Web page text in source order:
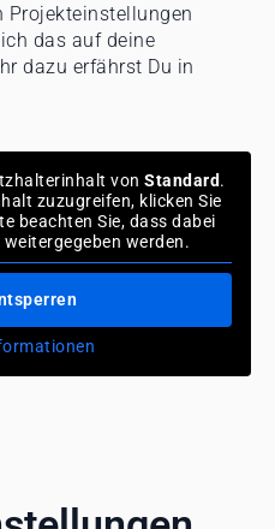
Projekteinstellungen
das auf deine
dazu erfährst Du in
von Standard.
zuzugreifen, klicken Sie
beachten Sie, dass dabei
werden.